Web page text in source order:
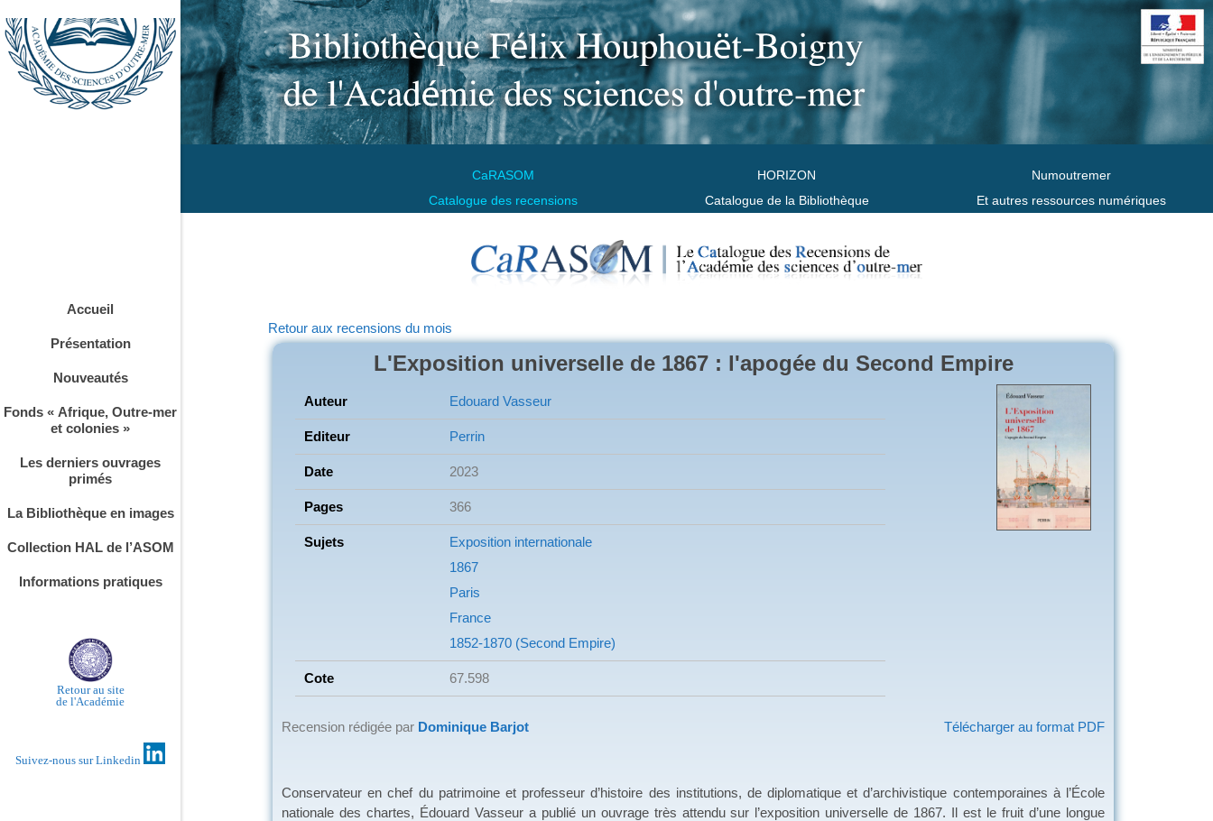
CaRASOM
Catalogue des recensions
HORIZON
Catalogue de la Bibliothèque
Numoutremer
Et autres ressources numériques
Accueil
Présentation
Nouveautés
Fonds « Afrique, Outre-mer
et colonies »
Les derniers ouvrages
primés
La Bibliothèque en images
Collection HAL de l’ASOM
Informations pratiques
Retour au site
de l'Académie
Suivez-nous sur Linkedin
Retour aux recensions du mois
L'Exposition universelle de 1867 : l'apogée du Second Empire
Auteur Edouard Vasseur
Editeur Perrin
Date 2023
Pages 366
Sujets
Exposition internationale
1867
Paris
France
1852-1870 (Second Empire)
Cote 67.598
Télécharger au format PDF
Recension rédigée par Dominique Barjot
Conservateur en chef du patrimoine et professeur d’histoire des institutions, de diplomatique et d’archivistique contemporaines à l’École
nationale des chartes, Édouard Vasseur a publié un ouvrage très attendu sur l’exposition universelle de 1867. Il est le fruit d’une longue